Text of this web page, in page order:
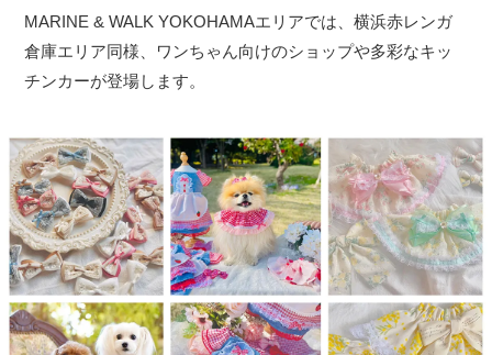
MARINE & WALK YOKOHAMAエリアでは、横浜赤レンガ
倉庫エリア同様、ワンちゃん向けのショップや多彩なキッ
チンカーが登場します。